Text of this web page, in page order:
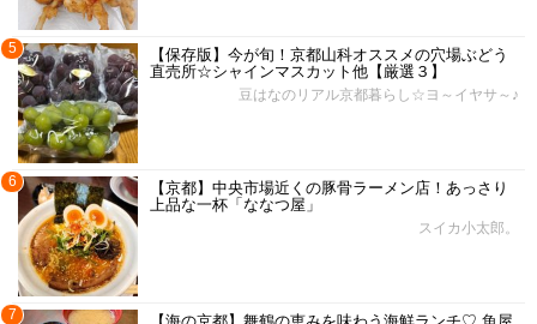
5
【保存版】今が旬！京都山科オススメの穴場ぶどう
直売所☆シャインマスカット他【厳選３】
豆はなのリアル京都暮らし☆ヨ～イヤサ～♪
6
【京都】中央市場近くの豚骨ラーメン店！あっさり
上品な一杯「ななつ屋」
スイカ小太郎。
7